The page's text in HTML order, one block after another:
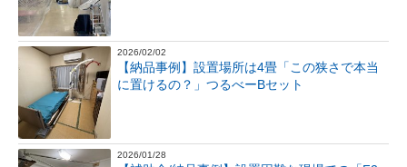
2026/02/02
【納品事例】設置場所は4畳「この狭さで本当
に置けるの？」つるべーBセット
2026/01/28